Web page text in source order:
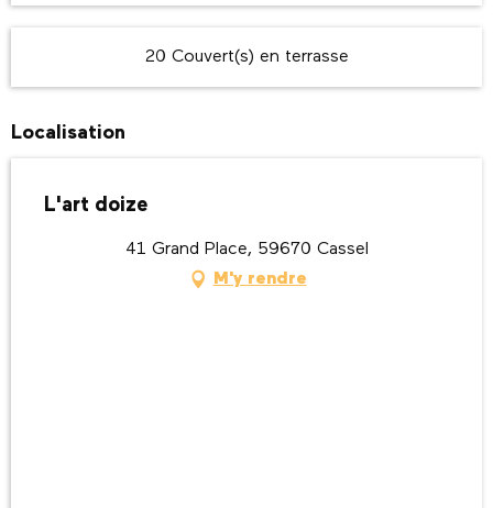
20 Couvert(s) en terrasse
Localisation
L'art doize
41 Grand Place, 59670 Cassel
M'y rendre